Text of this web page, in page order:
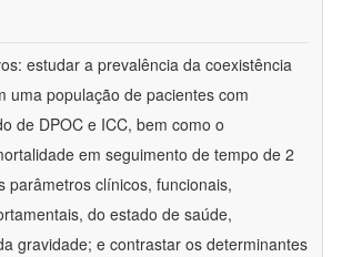
estudar a prevalência da coexistência
uma população de pacientes com
de DPOC e ICC, bem como o
em seguimento de tempo de 2
parâmetros clínicos, funcionais,
do estado de saúde,
gravidade; e contrastar os determinantes